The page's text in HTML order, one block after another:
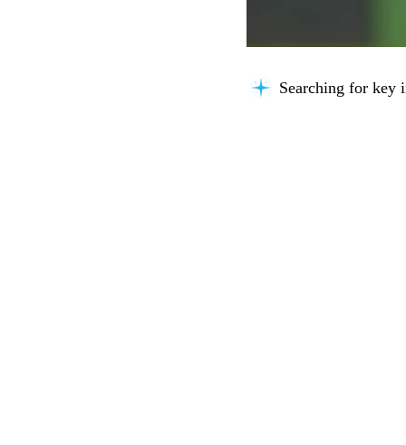
Searching for key